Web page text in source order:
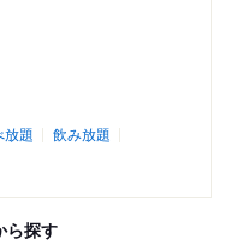
放題
飲み放題
ら探す